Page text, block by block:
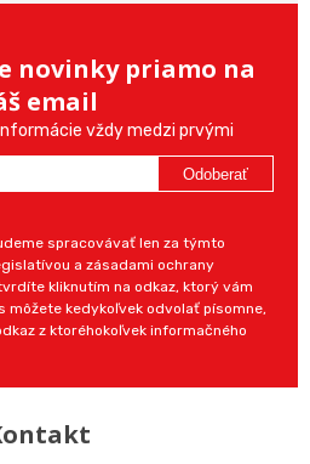
novinky priamo na
email
vždy medzi prvými
Odoberať
spracovávať len za týmto
a zásadami ochrany
kliknutím na odkaz, ktorý vám
môžete kedykoľvek odvolať písomne,
z ktoréhokoľvek informačného